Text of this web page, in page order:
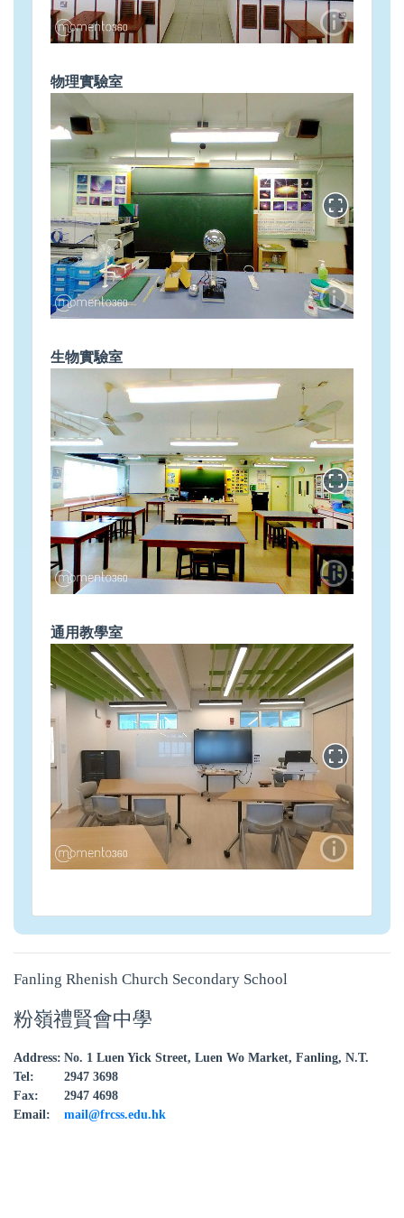
物理實驗室
生物實驗室
通用教學室
Fanling Rhenish Church Secondary School
粉嶺禮賢會中學
Address: No. 1 Luen Yick Street, Luen Wo Market, Fanling, N.T.
Tel:
2947 3698
Fax:
2947 4698
Email:
mail@frcss.edu.hk